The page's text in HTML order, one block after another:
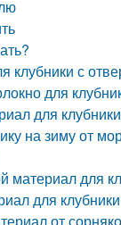
клубники с
для
для
на зиму от
материал для
для